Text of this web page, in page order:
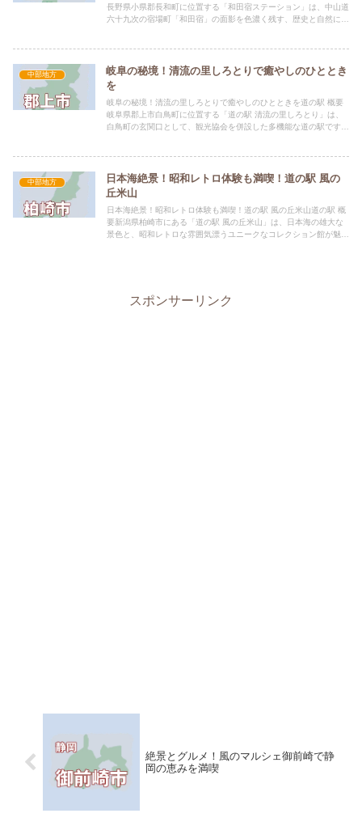
長野県小県郡長和町に位置する「和田宿ステーション」は、中山道
六十九次の宿場町「和田宿」の面影を色濃く残す、歴史と自然に恵
中部地方
岐阜の秘境！清流の里しろとりで癒やしのひととき
を
岐阜の秘境！清流の里しろとりで癒やしのひとときを道の駅 概要
岐阜県郡上市白鳥町に位置する「道の駅 清流の里しろとり」は、
白鳥町の玄関口として、観光協会を併設した多機能な道の駅です。
中部地方
日本海絶景！昭和レトロ体験も満喫！道の駅 風の
丘米山
日本海絶景！昭和レトロ体験も満喫！道の駅 風の丘米山道の駅 概
要新潟県柏崎市にある「道の駅 風の丘米山」は、日本海の雄大な
景色と、昭和レトロな雰囲気漂うユニークなコレクション館が魅力
スポンサーリンク
絶景とグルメ！風のマルシェ御前崎で静
岡の恵みを満喫